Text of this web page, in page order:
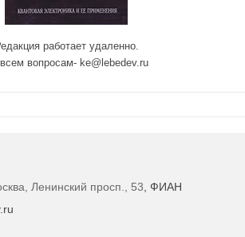
работает удаленно.
вопросам- ke@lebedev.ru
Ленинский просп., 53 , ФИАН